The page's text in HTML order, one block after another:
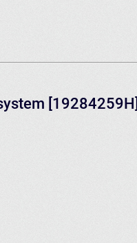
[19284259H]